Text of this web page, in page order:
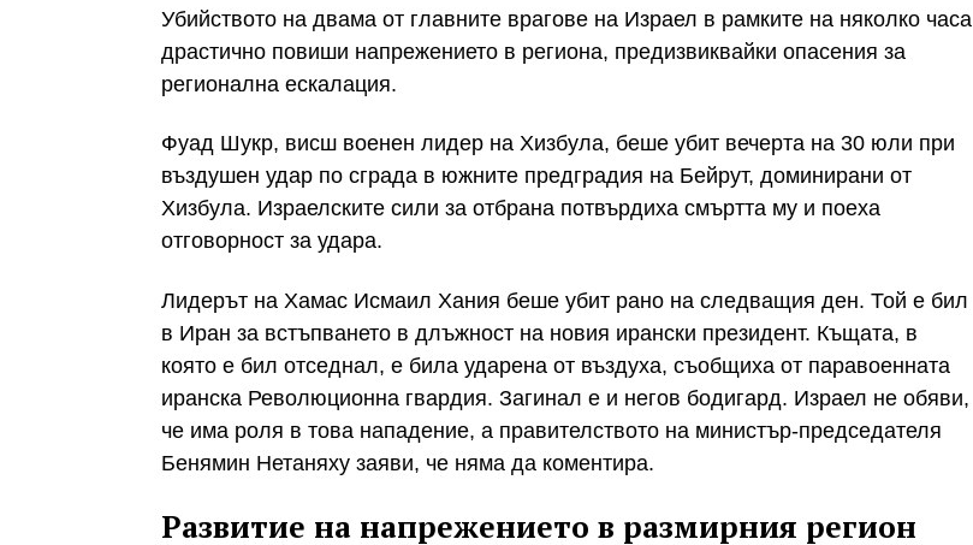
Убийството на двама от главните врагове на Израел в рамките на няколко часа
драстично повиши напрежението в региона, предизвиквайки опасения за
регионална ескалация.
Фуад Шукр, висш военен лидер на Хизбула, беше убит вечерта на 30 юли при
въздушен удар по сграда в южните предградия на Бейрут, доминирани от
Хизбула. Израелските сили за отбрана потвърдиха смъртта му и поеха
отговорност за удара.
Лидерът на Хамас Исмаил Хания беше убит рано на следващия ден. Той е бил
в Иран за встъпването в длъжност на новия ирански президент. Къщата, в
която е бил отседнал, е била ударена от въздуха, съобщиха от паравоенната
иранска Революционна гвардия. Загинал е и негов бодигард. Израел не обяви,
че има роля в това нападение, а правителството на министър-председателя
Бенямин Нетаняху заяви, че няма да коментира.
Развитие на напрежението в размирния регион